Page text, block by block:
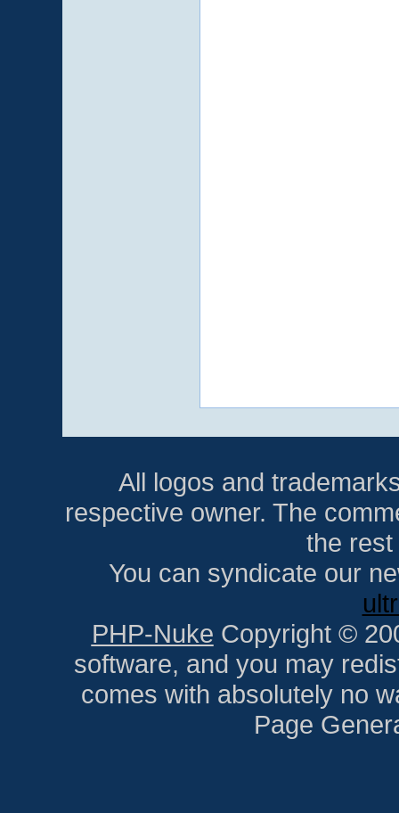
All logos and
respective owner. The
the
You can syndicate our
PHP-Nuke Copyright ©
software, and you may
comes with absolutely no
Page